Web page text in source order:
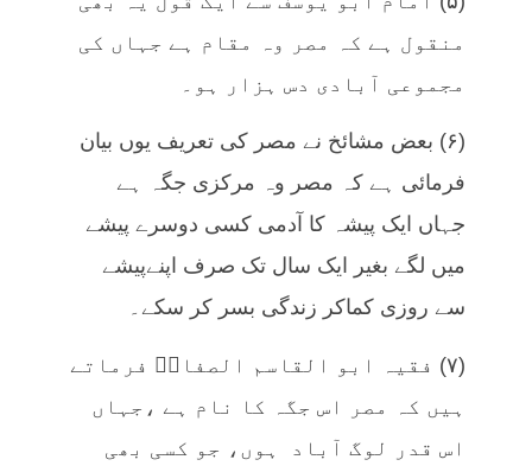
منقول ہے کہ مصر وہ مقام ہے جہاں کی
مجموعی آبادی دس ہزار ہو۔
(۶) بعض مشائخ نے مصر کی تعریف یوں بیان
فرمائی ہے کہ مصر وہ مرکزی جگہ ہے
جہاں ایک پیشہ کا آدمی کسی دوسرے پیشے
میں لگے بغیر ایک سال تک صرف اپنےپیشے
سے روزی کماکر زندگی بسر کر سکے۔
(۷) فقيہ ابو القاسم الصفارؒ فرماتے
ہیں کہ مصر اس جگہ کا نام ہے ،جہاں
اس قدر لوگ آباد ہوں، جو کسی بھی